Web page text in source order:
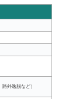
外逸脱など）